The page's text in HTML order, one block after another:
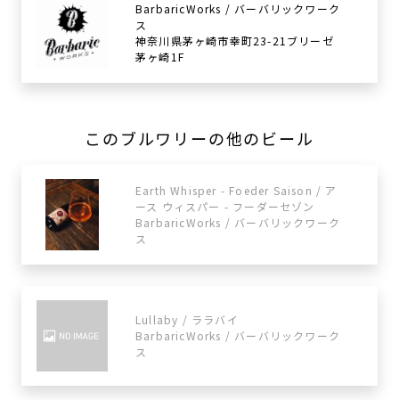
BarbaricWorks / バーバリックワーク
ス
神奈川県茅ヶ崎市幸町23-21ブリーゼ
茅ヶ崎1F
このブルワリーの他のビール
Earth Whisper - Foeder Saison / ア
ース ウィスパー - フーダーセゾン
BarbaricWorks / バーバリックワーク
ス
Lullaby / ララバイ
BarbaricWorks / バーバリックワーク
ス